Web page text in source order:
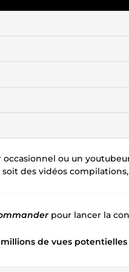
ou un
des vidéos
pour lancer la
de vues